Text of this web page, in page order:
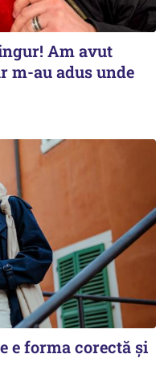
Am avut
m-au adus unde
e forma corectă și